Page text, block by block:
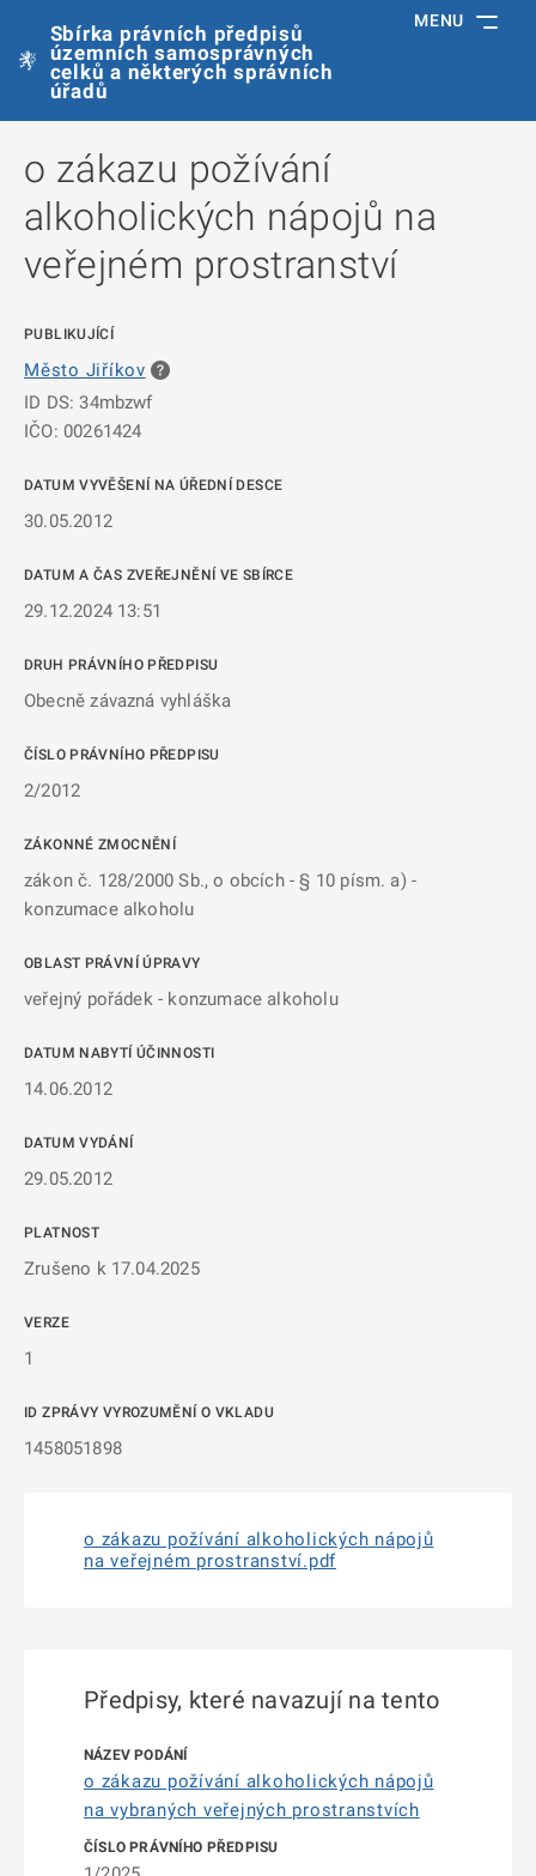
Sbírka právních předpisů
územních samosprávných
celků a některých správních
úřadů
MENU
o zákazu požívání
alkoholických nápojů na
veřejném prostranství
PUBLIKUJÍCÍ
Město Jiříkov
ID DS: 34mbzwf
IČO: 00261424
DATUM VYVĚŠENÍ NA ÚŘEDNÍ DESCE
30.05.2012
DATUM A ČAS ZVEŘEJNĚNÍ VE SBÍRCE
29.12.2024 13:51
DRUH PRÁVNÍHO PŘEDPISU
Obecně závazná vyhláška
ČÍSLO PRÁVNÍHO PŘEDPISU
2/2012
ZÁKONNÉ ZMOCNĚNÍ
zákon č. 128/2000 Sb., o obcích - § 10 písm. a) -
konzumace alkoholu
OBLAST PRÁVNÍ ÚPRAVY
veřejný pořádek - konzumace alkoholu
DATUM NABYTÍ ÚČINNOSTI
14.06.2012
DATUM VYDÁNÍ
29.05.2012
PLATNOST
Zrušeno k 17.04.2025
VERZE
1
ID ZPRÁVY VYROZUMĚNÍ O VKLADU
1458051898
o zákazu požívání alkoholických nápojů
na veřejném prostranství.pdf
Předpisy, které navazují na tento
o zákazu požívání alkoholických nápojů
na vybraných veřejných prostranstvích